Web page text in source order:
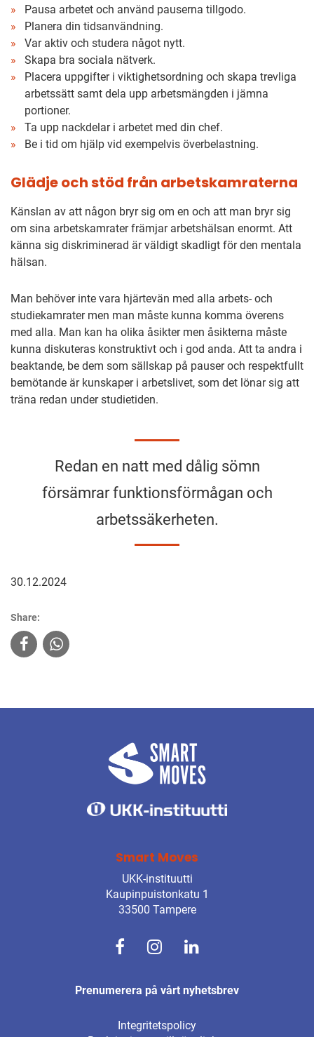
Pausa arbetet och använd pauserna tillgodo.
Planera din tidsanvändning.
Var aktiv och studera något nytt.
Skapa bra sociala nätverk.
Placera uppgifter i viktighetsordning och skapa trevliga
arbetssätt samt dela upp arbetsmängden i jämna
portioner.
Ta upp nackdelar i arbetet med din chef.
Be i tid om hjälp vid exempelvis överbelastning.
Glädje och stöd från arbetskamraterna
Känslan av att någon bryr sig om en och att man bryr sig
om sina arbetskamrater främjar arbetshälsan enormt. Att
känna sig diskriminerad är väldigt skadligt för den mentala
hälsan.
Man behöver inte vara hjärtevän med alla arbets- och
studiekamrater men man måste kunna komma överens
med alla. Man kan ha olika åsikter men åsikterna måste
kunna diskuteras konstruktivt och i god anda. Att ta andra i
beaktande, be dem som sällskap på pauser och respektfullt
bemötande är kunskaper i arbetslivet, som det lönar sig att
träna redan under studietiden.
Redan en natt med dålig sömn
försämrar funktionsförmågan och
arbetssäkerheten.
30.12.2024
Share:
Smart Moves
UKK-instituutti
Kaupinpuistonkatu 1
33500 Tampere
Prenumerera på vårt nyhetsbrev
Integritetspolicy